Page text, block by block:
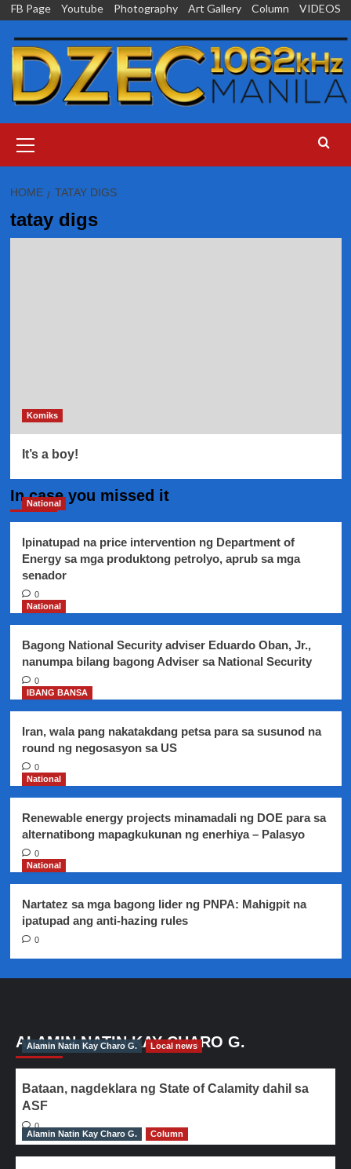
Skip
content
FB Page Youtube Photography Art Gallery Column VIDEOS
Menu
HOME TATAY DIGS
tatay digs
Komiks
It’s a boy!
In case you missed it
National
Ipinatupad na price intervention ng Department of
Energy sa mga produktong petrolyo, aprub sa mga
senador
0
National
Bagong National Security adviser Eduardo Oban, Jr.,
nanumpa bilang bagong Adviser sa National Security
0
IBANG BANSA
Iran, wala pang nakatakdang petsa para sa susunod na
round ng negosasyon sa US
0
National
Renewable energy projects minamadali ng DOE para sa
alternatibong mapagkukunan ng enerhiya – Palasyo
0
National
Nartatez sa mga bagong lider ng PNPA: Mahigpit na
ipatupad ang anti-hazing rules
0
ALAMIN NATIN KAY CHARO G.
Alamin Natin Kay Charo G. Local news
Bataan, nagdeklara ng State of Calamity dahil sa
ASF
0
Alamin Natin Kay Charo G.
Column